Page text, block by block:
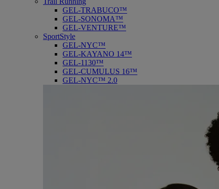
GEL-TRABUCO™
GEL-SONOMA™
GEL-VENTURE™
SportStyle
GEL-NYC™
GEL-KAYANO 14™
GEL-1130™
GEL-CUMULUS 16™
GEL-NYC™ 2.0